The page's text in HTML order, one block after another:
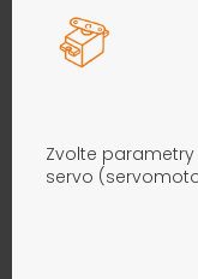
Zvolte
servo